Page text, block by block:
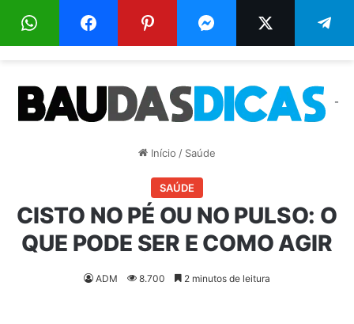
Menu
-
Início / Saúde
SAÚDE
CISTO NO PÉ OU NO PULSO: O
QUE PODE SER E COMO AGIR
ADM 8.700 2 minutos de leitura